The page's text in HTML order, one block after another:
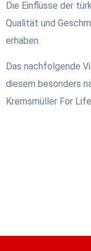
Die Einflüsse der
Qualität und
erhaben.
Das nachfolgende
diesem besonders
Kremsmüller For